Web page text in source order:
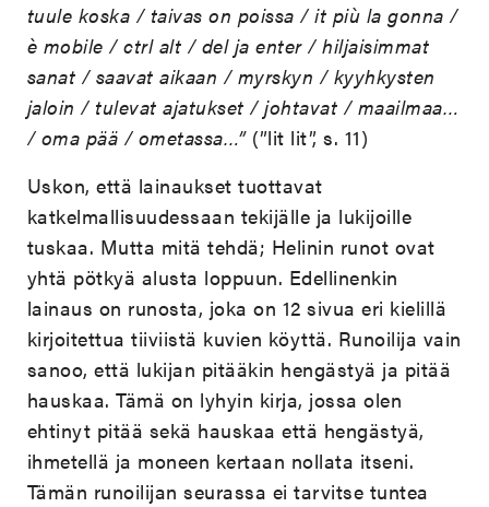
tuule koska / taivas on poissa / it più la gonna /
è mobile / ctrl alt / del ja enter / hiljaisimmat
sanat / saavat aikaan / myrskyn / kyyhkysten
jaloin / tulevat ajatukset / johtavat / maailmaa…
/ oma pää / ometassa…”(”lit lit”, s. 11)
Uskon, että lainaukset tuottavat
katkelmallisuudessaan tekijälle ja lukijoille
tuskaa. Mutta mitä tehdä; Helinin runot ovat
yhtä pötkyä alusta loppuun. Edellinenkin
lainaus on runosta, joka on 12 sivua eri kielillä
kirjoitettua tiiviistä kuvien köyttä. Runoilija vain
sanoo, että lukijan pitääkin hengästyä ja pitää
hauskaa. Tämä on lyhyin kirja, jossa olen
ehtinyt pitää sekä hauskaa että hengästyä,
ihmetellä ja moneen kertaan nollata itseni.
Tämän runoilijan seurassa ei tarvitse tuntea